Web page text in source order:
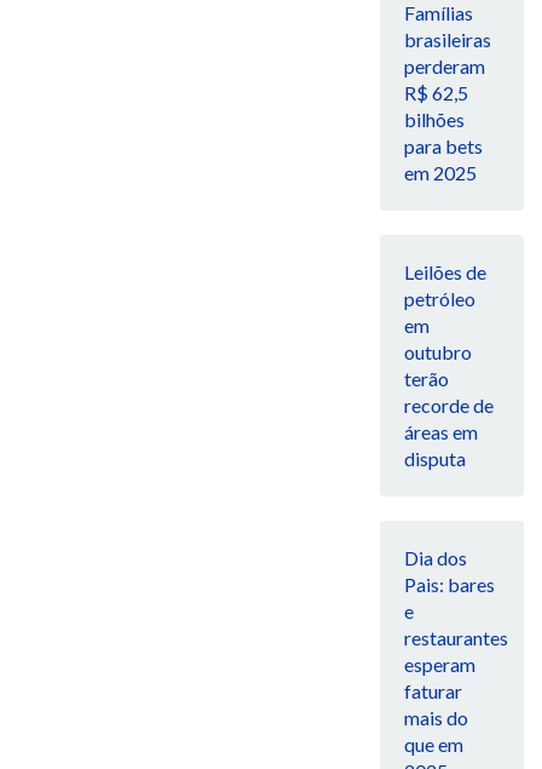
Famílias
brasileiras
perderam
R$ 62,5
bilhões
para bets
em 2025
Leilões de
petróleo
em
outubro
terão
recorde de
áreas em
disputa
Dia dos
Pais: bares
e
restaurantes
esperam
faturar
mais do
que em